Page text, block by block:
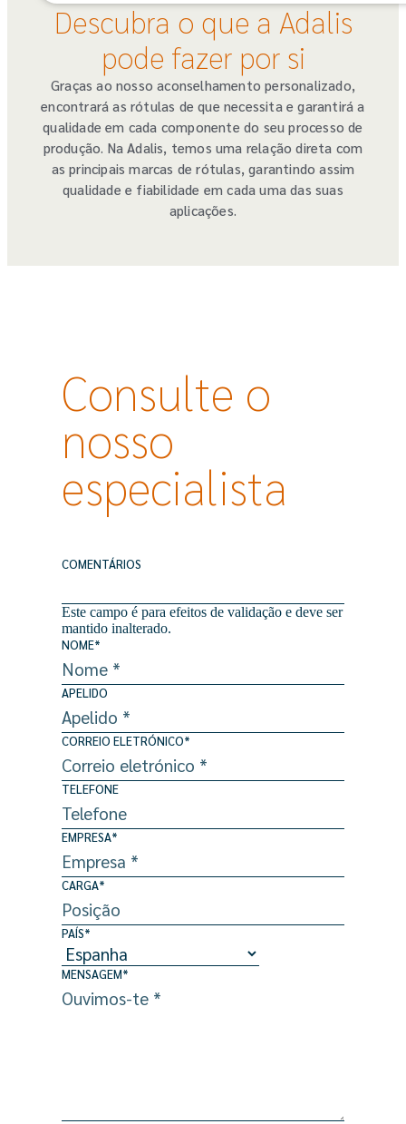
Descubra o que a Adalis
pode fazer por si
Graças ao nosso aconselhamento personalizado,
encontrará as rótulas de que necessita e garantirá a
qualidade em cada componente do seu processo de
produção. Na Adalis, temos uma relação direta com
as principais marcas de rótulas, garantindo assim
qualidade e fiabilidade em cada uma das suas
aplicações.
Consulte o
nosso
especialista
COMENTÁRIOS
Este campo é para efeitos de validação e deve ser
mantido inalterado.
NOME*
APELIDO
CORREIO ELETRÓNICO*
TELEFONE
EMPRESA*
CARGA*
PAÍS*
MENSAGEM*